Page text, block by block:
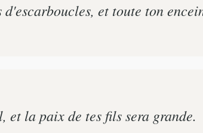
et toute ton
et la paix de tes fils sera grande.